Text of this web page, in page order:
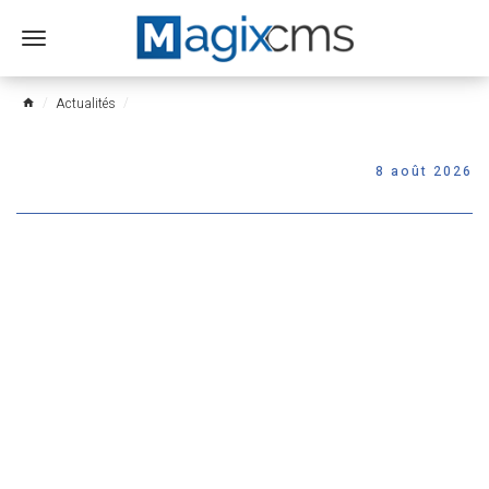
Ouvrir
menu
home Actualités
8 août 2026